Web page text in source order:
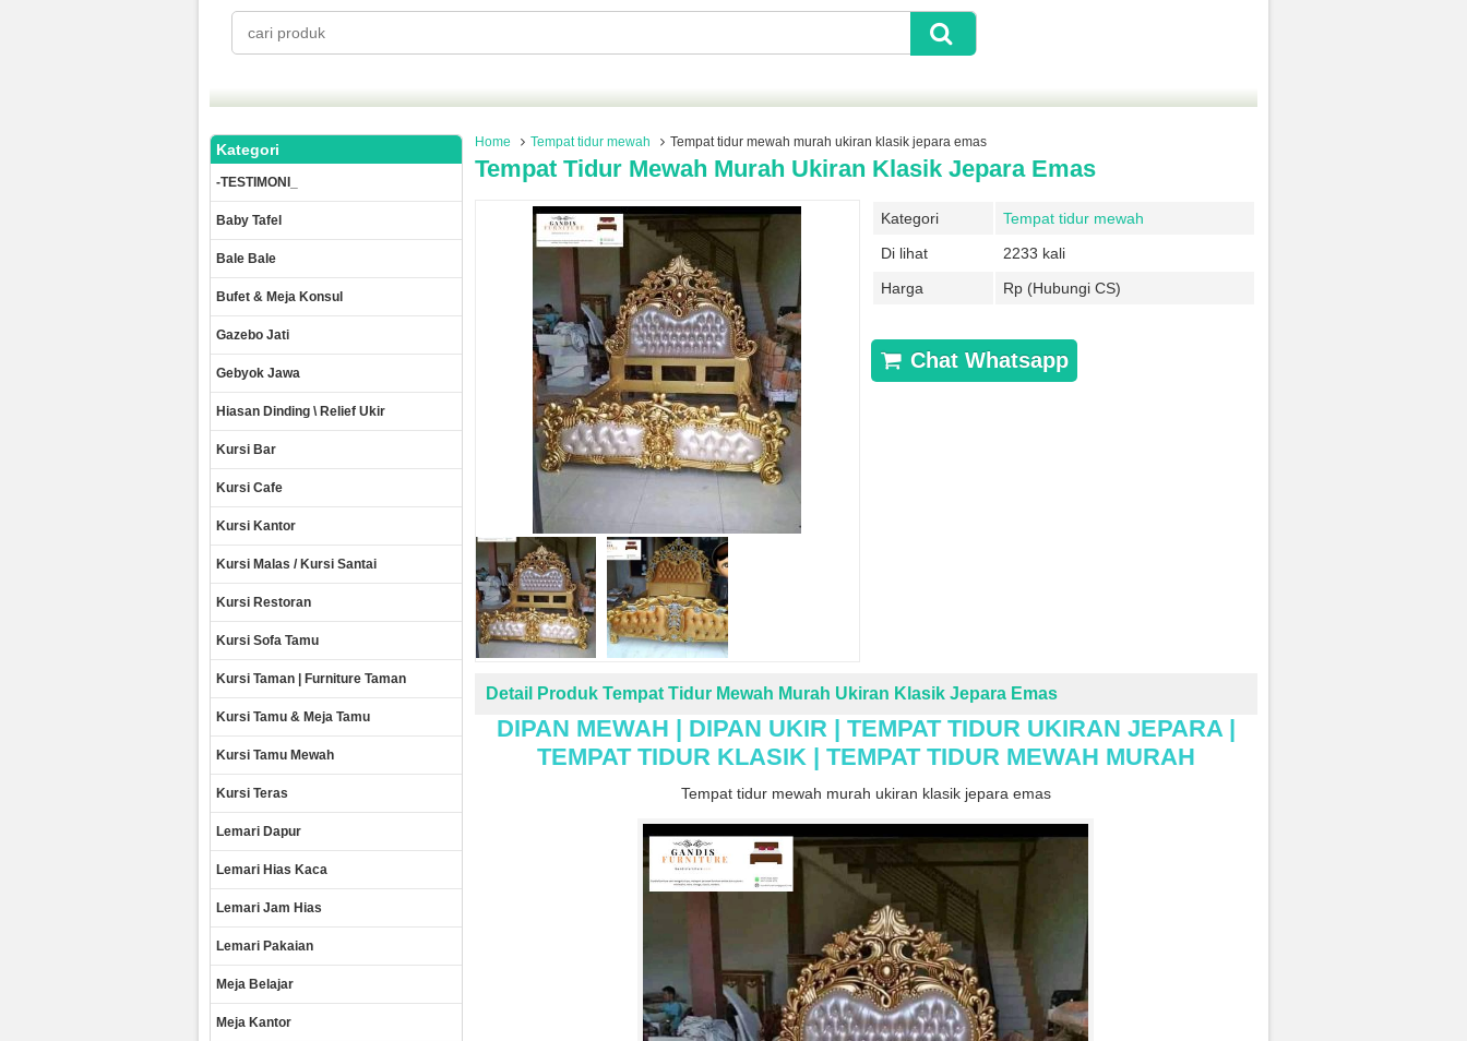
Home Tempat tidur mewah Tempat tidur mewah murah ukiran klasik jepara emas
Tempat Tidur Mewah Murah Ukiran Klasik Jepara Emas
Kategori
Tempat tidur mewah
Di lihat
2233 kali
Harga
Rp (Hubungi CS)
Chat Whatsapp
Detail Produk Tempat Tidur Mewah Murah Ukiran Klasik Jepara Emas
DIPAN MEWAH | DIPAN UKIR | TEMPAT TIDUR UKIRAN JEPARA |
TEMPAT TIDUR KLASIK | TEMPAT TIDUR MEWAH MURAH
Tempat tidur mewah murah ukiran klasik jepara emas
Kategori
-TESTIMONI_
Baby Tafel
Bale Bale
Bufet & Meja Konsul
Gazebo Jati
Gebyok Jawa
Hiasan Dinding \ Relief Ukir
Kursi Bar
Kursi Cafe
Kursi Kantor
Kursi Malas / Kursi Santai
Kursi Restoran
Kursi Sofa Tamu
Kursi Taman | Furniture Taman
Kursi Tamu & Meja Tamu
Kursi Tamu Mewah
Kursi Teras
Lemari Dapur
Lemari Hias Kaca
Lemari Jam Hias
Lemari Pakaian
Meja Belajar
Meja Kantor